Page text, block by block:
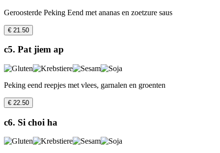
Geroosterde Peking Eend met ananas en zoetzure saus
€ 21.50
c5. Pat jiem ap
Peking eend reepjes met vlees, garnalen en groenten
€ 22.50
c6. Si choi ha